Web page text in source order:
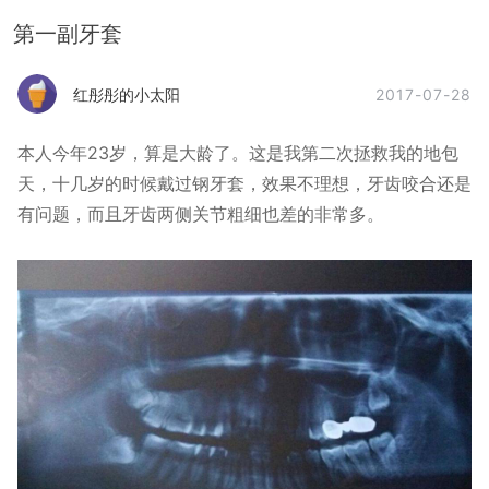
第一副牙套
红彤彤的小太阳 2017-07-28
本人今年23岁，算是大龄了。这是我第二次拯救我的地包
天，十几岁的时候戴过钢牙套，效果不理想，牙齿咬合还是
有问题，而且牙齿两侧关节粗细也差的非常多。